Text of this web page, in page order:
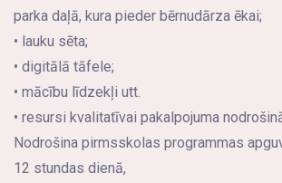
parka daļā, kura pieder bērnudārza ēkai;
• lauku sēta;
• digitālā tāfele;
• mācību līdzekļi utt.
• resursi kvalitatīvai pakalpojuma
Nodrošina pirmsskolas programmas
12 stundas dienā,